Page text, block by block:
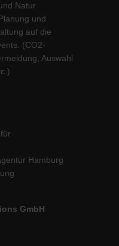
Natur
und
auf die
(CO2-
Auswahl
Hamburg
GmbH